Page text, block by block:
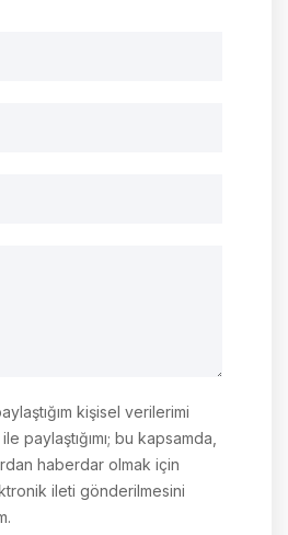
kişisel verilerimi
paylaştığımı; bu kapsamda,
haberdar olmak için
ileti gönderilmesini